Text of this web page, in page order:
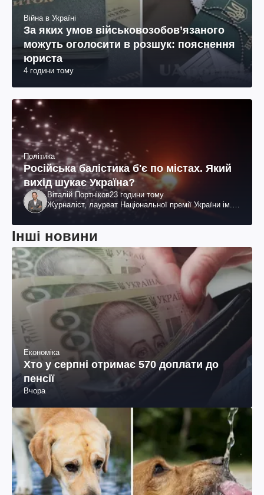
Війна в Україні
За яких умов військовозобов’язаного
можуть оголосити в розшук: пояснення
юриста
4 години тому
Політика
Російська балістика б'є по містах. Який
вихід шукає Україна?
Віталій Портніков23 години тому
Журналіст, лауреат Національної премії України ім.
Інші новини
Економіка
Хто у серпні отримає 570 доплати до
пенсії
Вчора